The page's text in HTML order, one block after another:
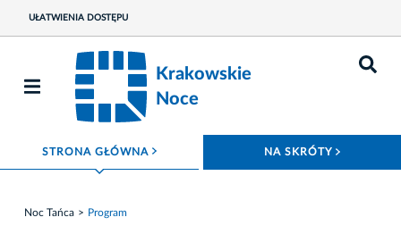
UŁATWIENIA DOSTĘPU
Krakowskie
Noce
STRONA GŁÓWNA ROZWIŃ MENU NA SKRÓTY
Noc Tańca Program